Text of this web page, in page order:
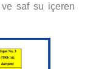
saf su içeren